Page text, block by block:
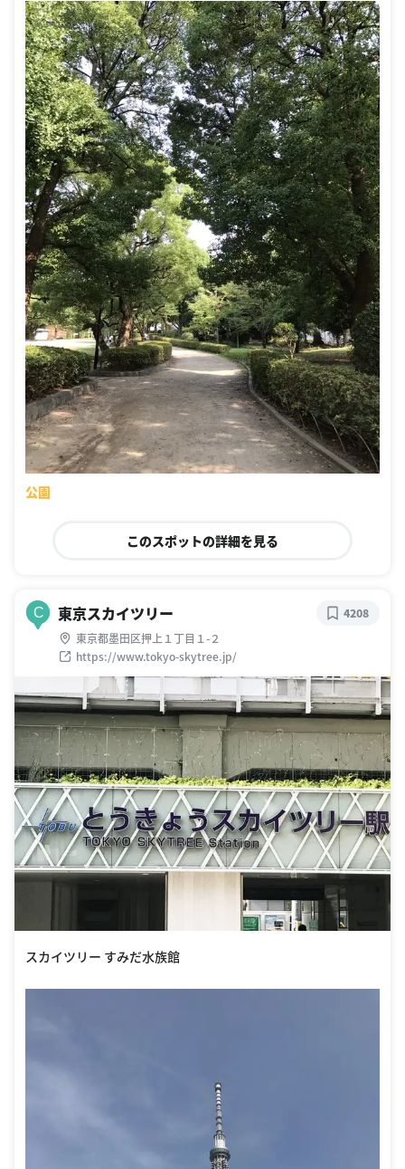
公園
このスポットの詳細を見る
C 東京スカイツリー
東京都墨田区押上１丁目１-２
https://www.tokyo-skytree.jp/
4208
スカイツリー すみだ水族館